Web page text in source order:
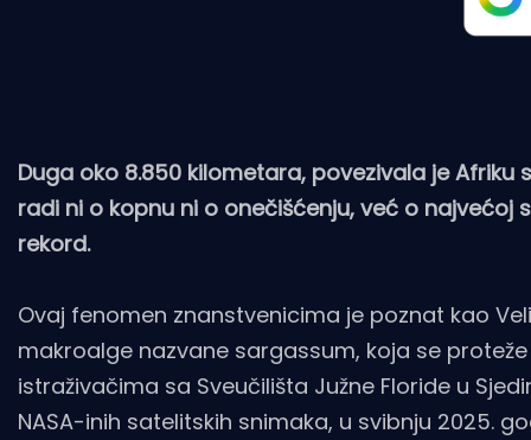
Duga oko 8.850 kilometara, povezivala je
radi ni o kopnu ni o onečišćenju, već o najvećoj
rekord.
Ovaj fenomen znanstvenicima je poznat kao
makroalge nazvane sargassum, koja se
istraživačima sa Sveučilišta Južne Floride u
NASA-inih satelitskih snimaka, u svibnju 2025.